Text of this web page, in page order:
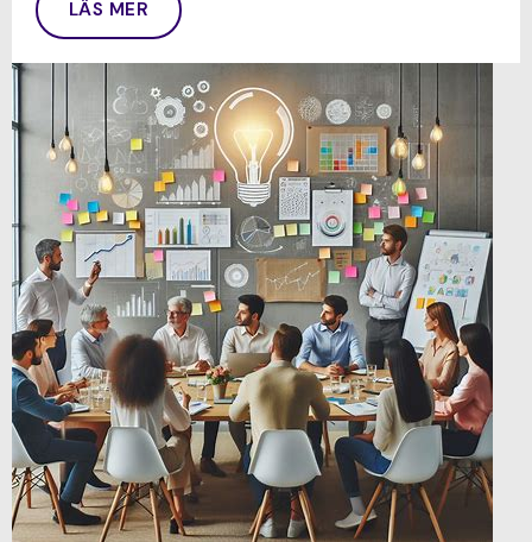
LÄS MER